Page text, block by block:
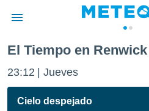
de
por
El Tiempo en Renwick
23:12 Jueves
Cielo despejado